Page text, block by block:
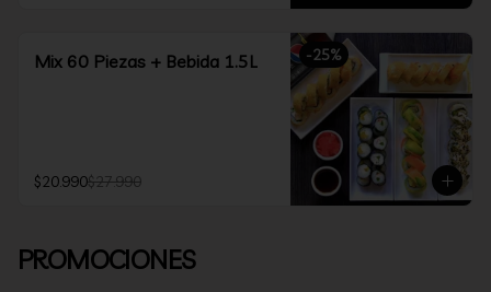
-25%
Mix 60 Piezas + Bebida 1.5L
$20.990$27.990
PROMOCIONES